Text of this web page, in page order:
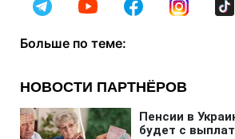
Больше по теме: